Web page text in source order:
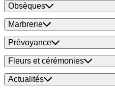
Obsèques
Marbrerie
Prévoyance
Fleurs et cérémonies
Actualités